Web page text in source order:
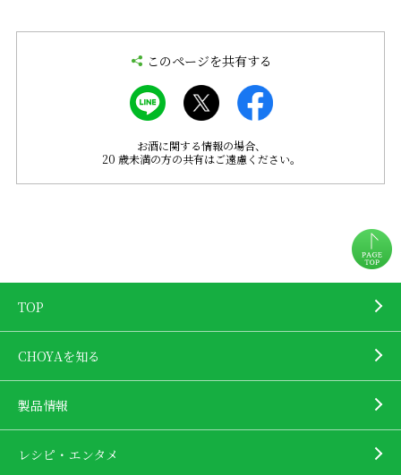
このページを共有する
お酒に関する情報の場合、
20 歳未満の方の共有はご遠慮ください。
TOP
CHOYAを知る
製品情報
レシピ・エンタメ